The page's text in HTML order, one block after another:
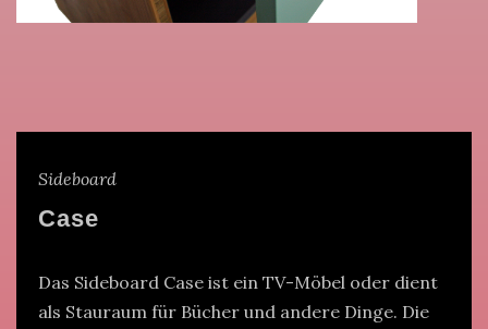
Sideboard
Case
Das Sideboard Case ist ein TV-Möbel oder dient
als Stauraum für Bücher und andere Dinge. Die